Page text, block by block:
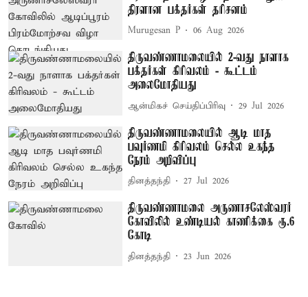
திரளான பக்தர்கள் தரிசனம்
Murugesan P 06 Aug 2026
திருவண்ணாமலையில் 2-வது நாளாக
பக்தர்கள் கிரிவலம் - கூட்டம்
அலைமோதியது
ஆன்மிகச் செய்திப்பிரிவு 29 Jul 2026
திருவண்ணாமலையில் ஆடி மாத
பவுர்ணமி கிரிவலம் செல்ல உகந்த
நேரம் அறிவிப்பு
தினத்தந்தி 27 Jul 2026
திருவண்ணாமலை அருணாசலேஸ்வரர்
கோவிலில் உண்டியல் காணிக்கை ரூ.6
கோடி
தினத்தந்தி 23 Jun 2026